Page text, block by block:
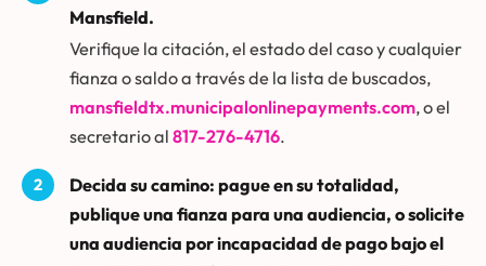
Mansfield.
Verifique la citación, el estado del caso y cualquier
fianza o saldo a través de la lista de buscados,
mansfieldtx.municipalonlinepayments.com, o el
secretario al 817-276-4716.
Decida su camino: pague en su totalidad,
publique una fianza para una audiencia, o solicite
una audiencia por incapacidad de pago bajo el